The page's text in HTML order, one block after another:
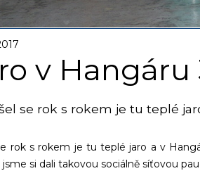
v Hangáru
se rok s rokem je tu teplé
rok s rokem je tu teplé jaro a v
si dali takovou sociálně síťovou